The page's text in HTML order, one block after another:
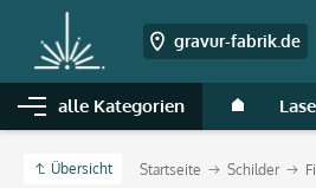
gravur-fabrik.de
alle Kategorien
Übersicht Startseite Schilder